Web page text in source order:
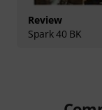
Review
Spark 40 BK